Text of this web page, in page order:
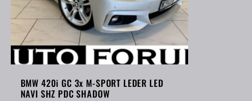
BMW 420i GC 3x M-SPORT LEDER LED
NAVI SHZ PDC SHADOW